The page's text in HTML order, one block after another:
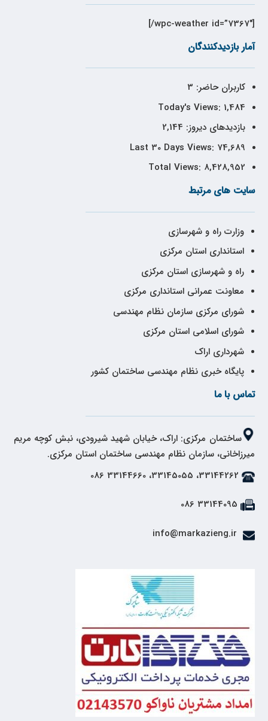
[wpc-weather id=”7367″/]
آمار بازدیدکنندگان
کاربران حاضر: 3
Today's Views: 1,484
بازدیدهای دیروز: 2,144
Last 30 Days Views: 74,689
Total Views: 8,428,952
سایت های مرتبط
وزارت راه و شهرسازی
استانداری استان مرکزی
راه و شهرسازی استان مرکزی
معاونت عمرانی استانداری مرکزی
شورای مرکزی سازمان نظام مهندسی
شورای اسلامی استان مرکزی
شهرداری اراک
پایگاه خبری نظام مهندسی ساختمان کشور
تماس با ما
ساختمان مرکزی: اراک، خیابان شهید شیرودی، نبش کوچه مریم
میرزاخانی، سازمان نظام مهندسی ساختمان استان مرکزی.
33144262، 33145055، 33144660 086
33144095 086